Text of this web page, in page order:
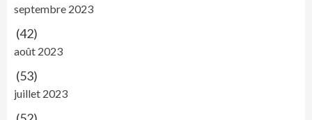
septembre 2023
(42)
août 2023
(53)
juillet 2023